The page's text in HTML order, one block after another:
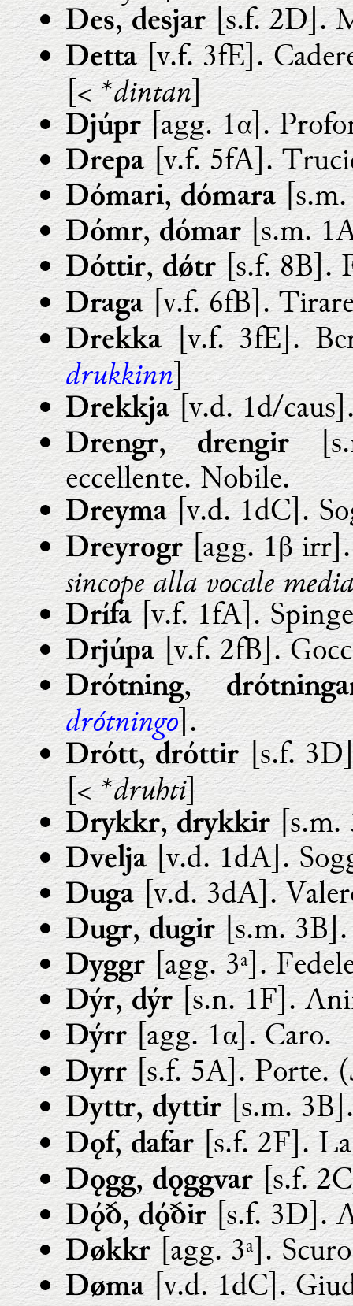
Des,desjar[s.f. 2D].
Detta[v.f. 3fE].
[<*dintan]
Djúpr[agg. 1α].
Drepa[v.f. 5fA].
Dómari,dómara[s.m.
Dómr,dómar[s.m.
Dóttir,dǿtr[s.f. 8B].
Draga[v.f. 6fB].
Drekka[v.f. 3fE].
drukkinn]
Drekkja[v.d. 1d/
Drengr,drengir
eccellente. Nobile.
Dreyma[v.d. 1dC].
Dreyrogr[agg. 1β irr].
sincope alla vocale
Drífa[v.f. 1fA].
Drjúpa[v.f. 2fB].
Drótning,
drótningo].
Drótt,dróttir[s.f.
[<*druhti]
Drykkr,drykkir[s.m.
Dvelja[v.d. 1dA].
Duga[v.d. 3dA].
Dugr,dugir[s.m.
Dyggr[agg. 3ª].
Dýr,dýr[s.n. 1F].
Dýrr[agg. 1α]. Caro.
Dyrr[s.f. 5A]. Porte. (
Dyttr,dyttir[s.m.
Dǫf,dafar[s.f. 2F].
Dǫgg,dǫggvar[s.f.
Dð,dðir[s.f. 3D].
Døkkr[agg. 3ª].
Døma[v.d. 1dC].